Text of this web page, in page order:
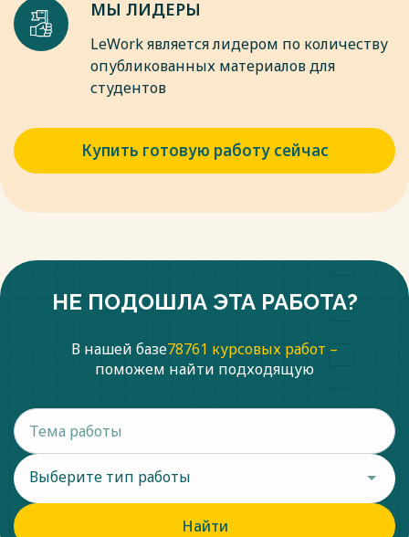
МЫ ЛИДЕРЫ
LeWork является лидером по количеству
опубликованных материалов для
студентов
Купить готовую работу сейчас
НЕ ПОДОШЛА ЭТА РАБОТА?
В нашей базе78761 курсовых работ –
поможем найти подходящую
Выберите тип работы
Найти